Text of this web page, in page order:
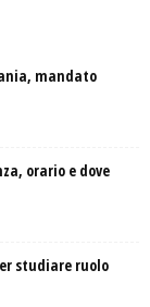
mandato
orario e dove
studiare ruolo